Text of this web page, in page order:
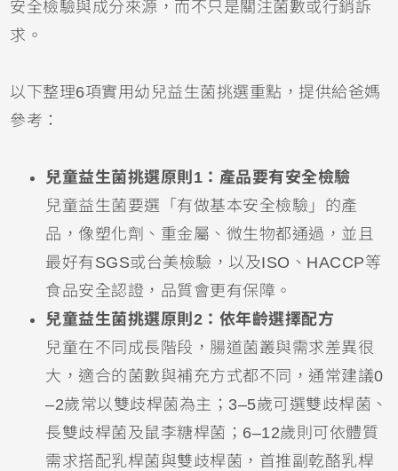
安全檢驗與成分來源，而不只是關注菌數或行銷訴
求。
以下整理6項實用幼兒益生菌挑選重點，提供給爸媽
參考：
兒童益生菌挑選原則1：產品要有安全檢驗
兒童益生菌要選「有做基本安全檢驗」的產
品，像塑化劑、重金屬、微生物都通過，並且
最好有SGS或台美檢驗，以及ISO、HACCP等
食品安全認證，品質會更有保障。
兒童益生菌挑選原則2：依年齡選擇配方
兒童在不同成長階段，腸道菌叢與需求差異很
大，適合的菌數與補充方式都不同，通常建議0
–2歲常以雙歧桿菌為主；3–5歲可選雙歧桿菌、
長雙歧桿菌及鼠李糖桿菌；6–12歲則可依體質
需求搭配乳桿菌與雙歧桿菌，首推副乾酪乳桿